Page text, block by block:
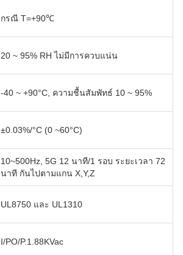
กรณี T=+90℃
20 ~ 95% RH ไม่มีการควบแน่น
-40 ~ +90°C, ความชื้นสัมพัทธ์ 10 ~ 95%
±0.03%/°C (0 ~60°C)
10~500Hz, 5G 12 นาที/1 รอบ ระยะเวลา 72
นาที กันไปตามแกน X,Y,Z
UL8750 และ UL1310
I/PO/P.1.88KVac